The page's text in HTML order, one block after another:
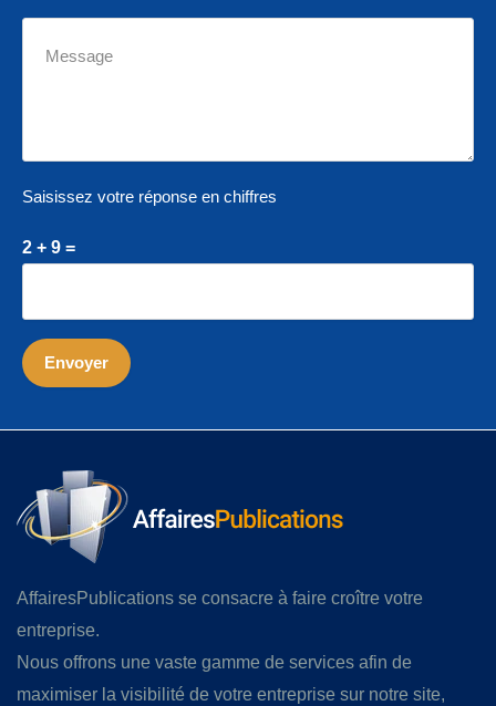
Saisissez votre réponse en chiffres
2 + 9 =
AffairesPublications se consacre à faire croître votre
entreprise.
Nous offrons une vaste gamme de services afin de
maximiser la visibilité de votre entreprise sur notre site,